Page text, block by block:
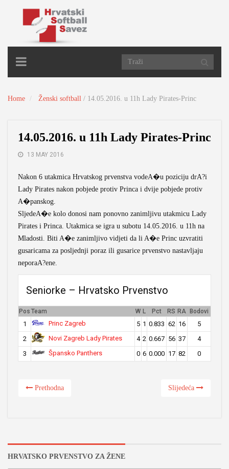
TOGGLE
Home Ženski softball / 14.05.2016. u 11h Lady Pirates-Princ
14.05.2016. u 11h Lady Pirates-Princ
13 MAY 2016
Nakon 6 utakmica Hrvatskog prvenstva vodeA�u poziciju drA?i
Lady Pirates nakon pobjede protiv Princa i dvije pobjede protiv
A�panskog.
SljedeA�e kolo donosi nam ponovno zanimljivu utakmicu Lady
Pirates i Princa. Utakmica se igra u subotu 14.05.2016. u 11h na
Mladosti. Biti A�e zanimljivo vidjeti da li A�e Princ uzvratiti
gusaricama za posljednji poraz ili gusarice prvenstvo nastavljaju
neporaA?ene.
Seniorke – Hrvatsko Prvenstvo
Pos Team W L Pct RS RA Bodovi
1 Princ Zagreb 5 1 0.833 62 16
5
2
Novi Zagreb Lady Pirates 4 2 0.667 56 37
4
3
Špansko Panthers 0 6 0.000 17 82 0
Prethodna Slijedeća
HRVATSKO PRVENSTVO ZA ŽENE